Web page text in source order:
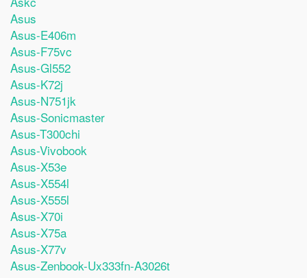
Asus
Asus-E406m
Asus-F75vc
Asus-Gl552
Asus-K72j
Asus-N751jk
Asus-Sonicmaster
Asus-T300chi
Asus-Vivobook
Asus-X53e
Asus-X554l
Asus-X555l
Asus-X70i
Asus-X75a
Asus-X77v
Asus-Zenbook-Ux333fn-A3026t